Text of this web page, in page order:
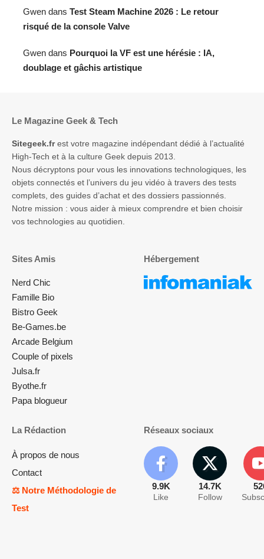
Gwen dans Test Steam Machine 2026 : Le retour
risqué de la console Valve
Gwen dans Pourquoi la VF est une hérésie : IA,
doublage et gâchis artistique
Le Magazine Geek & Tech
Sitegeek.frest votre magazine indépendant dédié à l’actualité
High-Tech et à la culture Geek depuis 2013.
Nous décryptons pour vous les innovations technologiques, les
objets connectés et l’univers du jeu vidéo à travers des tests
complets, des guides d’achat et des dossiers passionnés.
Notre mission : vous aider à mieux comprendre et bien choisir
vos technologies au quotidien.
Sites Amis
Nerd Chic
Famille Bio
Bistro Geek
Be-Games.be
Arcade Belgium
Couple of pixels
Julsa.fr
Byothe.fr
Papa blogueur
Hébergement
La Rédaction
À propos de nous
Contact
⚖️ Notre Méthodologie de
Test
Réseaux sociaux
9.9K
Like
14.7K
Follow